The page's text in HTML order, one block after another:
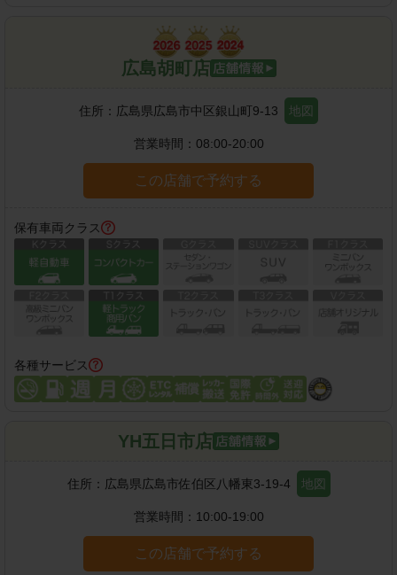
広島胡町店
住所： 広島県広島市中区銀山町9-13 地図
営業時間： 08:00-20:00
この店舗で予約する
保有車両クラス
各種サービス
YH五日市店
住所： 広島県広島市佐伯区八幡東3-19-4 地図
営業時間： 10:00-19:00
この店舗で予約する